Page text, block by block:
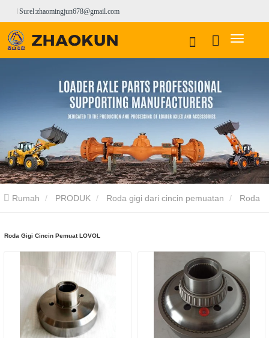
Surel:zhaomingjun678@gmail.com
Rumah PRODUK Roda gigi dari cincin pemuatan
Roda Gigi Cincin Pemuat LOVOL